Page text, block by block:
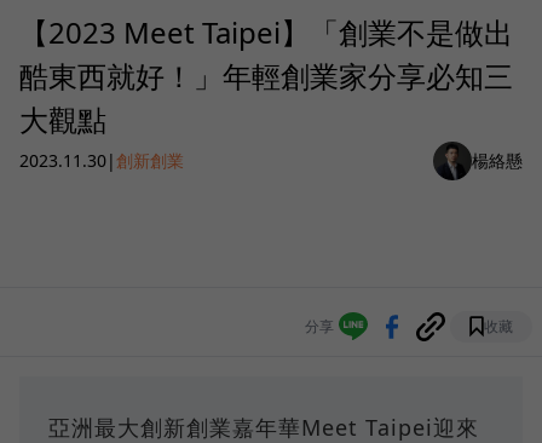
【2023 Meet Taipei】「創業不是做出
酷東西就好！」年輕創業家分享必知三
大觀點
2023.11.30|創新創業 楊絡懸
分享 收藏
亞洲最大創新創業嘉年華Meet Taipei迎來